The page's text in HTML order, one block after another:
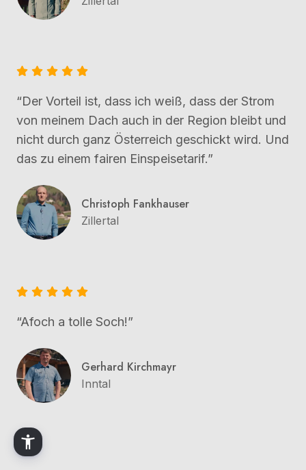
“Der Vorteil ist, dass ich weiß, dass der Strom
von meinem Dach auch in der Region bleibt und
nicht durch ganz Österreich geschickt wird. Und
das zu einem fairen Einspeisetarif.”
Christoph Fankhauser
Zillertal
“Afoch a tolle Soch!”
Gerhard Kirchmayr
Inntal